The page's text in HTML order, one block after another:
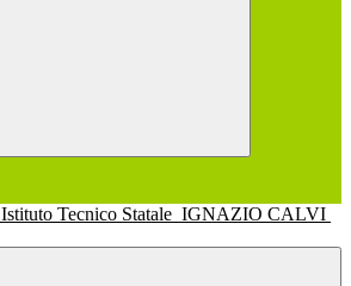
Istituto Tecnico Statale IGNAZIO CALVI